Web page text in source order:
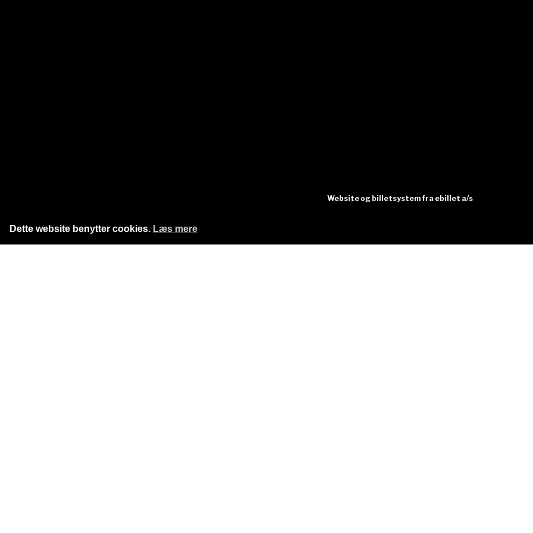
Dette website benytter cookies. Læs mere
Website og billetsystem fra ebillet a/s